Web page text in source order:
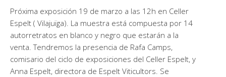
Próxima exposición 19 de marzo a las 12h en Celler
Espelt ( Vilajuïga). La muestra está compuesta por 14
autorretratos en blanco y negro que estarán a la
venta. Tendremos la presencia de Rafa Camps,
comisario del ciclo de exposiciones del Celler Espelt, y
Anna Espelt, directora de Espelt Viticultors. Se